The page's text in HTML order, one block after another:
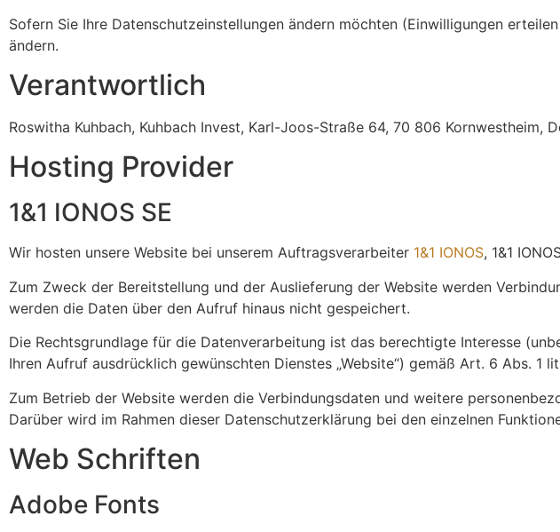
Sofern Sie Ihre Datenschutzeinstellungen ändern möchten (Einwilligungen
ändern.
Verantwortlich
Roswitha Kuhbach, Kuhbach Invest, Karl-Joos-Straße 64, 70 806 Kornwestheim,
Hosting Provider
1&1 IONOS SE
Wir hosten unsere Website bei unserem Auftragsverarbeiter 1&1 IONOS, 1&1
Zum Zweck der Bereitstellung und der Auslieferung der Website werden
werden die Daten über den Aufruf hinaus nicht gespeichert.
Die Rechtsgrundlage für die Datenverarbeitung ist das berechtigte Interesse
Ihren Aufruf ausdrücklich gewünschten Dienstes „Website“) gemäß Art. 6 Abs. 1
Zum Betrieb der Website werden die Verbindungsdaten und weitere
Darüber wird im Rahmen dieser Datenschutzerklärung bei den einzelnen
Web Schriften
Adobe Fonts